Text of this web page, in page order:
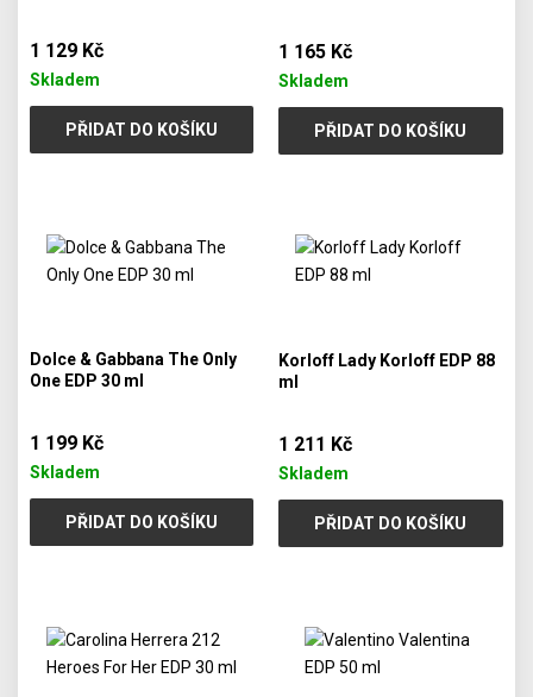
1 129 Kč
Skladem
PŘIDAT DO KOŠÍKU
1 165 Kč
Skladem
PŘIDAT DO KOŠÍKU
Dolce & Gabbana The Only
One EDP 30 ml
1 199 Kč
Skladem
PŘIDAT DO KOŠÍKU
Korloff Lady Korloff EDP 88
ml
1 211 Kč
Skladem
PŘIDAT DO KOŠÍKU